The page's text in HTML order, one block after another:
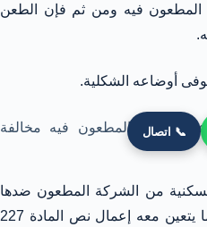
المطعون فيه ومن ثم فإن الطعن
أوضاعه الشكلية.
الحكم المطعون فيه مخالفة
من الشركة المطعون ضدها
هي عقود مدنية وليست تجارية بما يتعين معه إعمال نص المادة 227
📞 اتصال